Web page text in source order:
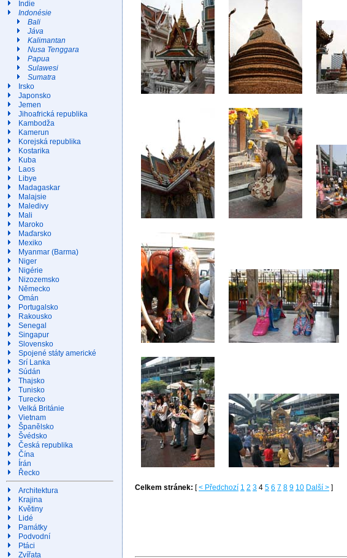
Indie
Indonésie
Bali
Jáva
Kalimantan
Nusa Tenggara
Papua
Sulawesi
Sumatra
Irsko
Japonsko
Jemen
Jihoafrická republika
Kambodža
Kamerun
Korejská republika
Kostarika
Kuba
Laos
Libye
Madagaskar
Malajsie
Maledivy
Mali
Maroko
Maďarsko
Mexiko
Myanmar (Barma)
Niger
Nigérie
Nizozemsko
Německo
Omán
Portugalsko
Rakousko
Senegal
Singapur
Slovensko
Spojené státy americké
Srí Lanka
Súdán
Thajsko
Tunisko
Turecko
Velká Británie
Vietnam
Španělsko
Švédsko
Česká republika
Čína
Írán
Řecko
Architektura
Krajina
Květiny
Lidé
Památky
Podvodní
Ptáci
Zvířata
Celkem stránek: [< Předchozí 1 2 3 4 5 6 7 8 9 10 Další > ]